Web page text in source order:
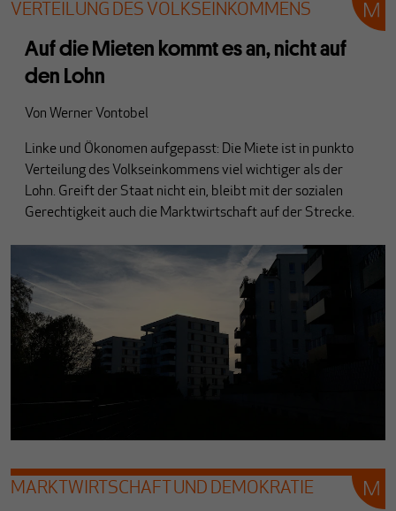
VERTEILUNG DES VOLKSEINKOMMENS
Auf die Mieten kommt es an, nicht auf
den Lohn
Von Werner Vontobel
Linke und Ökonomen aufgepasst: Die Miete ist in punkto
Verteilung des Volkseinkommens viel wichtiger als der
Lohn. Greift der Staat nicht ein, bleibt mit der sozialen
Gerechtigkeit auch die Marktwirtschaft auf der Strecke.
MARKTWIRTSCHAFT UND DEMOKRATIE